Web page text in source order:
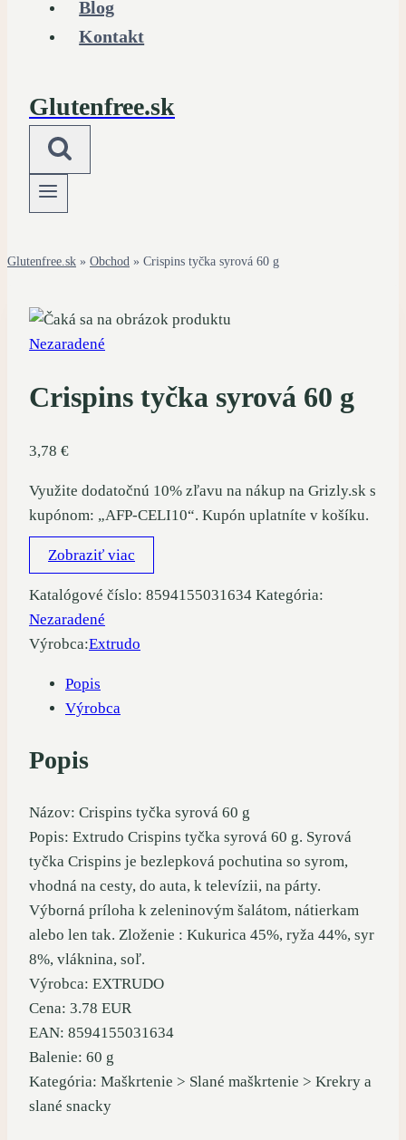
Blog
Kontakt
Glutenfree.sk
Glutenfree.sk » Obchod » Crispins tyčka syrová 60 g
Nezaradené
Crispins tyčka syrová 60 g
3,78 €
Využite dodatočnú 10% zľavu na nákup na Grizly.sk s
kupónom: „AFP-CELI10“. Kupón uplatníte v košíku.
Zobraziť viac
Katalógové číslo: 8594155031634 Kategória:
Nezaradené
Výrobca:Extrudo
Popis
Výrobca
Popis
Názov: Crispins tyčka syrová 60 g
Popis: Extrudo Crispins tyčka syrová 60 g. Syrová
tyčka Crispins je bezlepková pochutina so syrom,
vhodná na cesty, do auta, k televízii, na párty.
Výborná príloha k zeleninovým šalátom, nátierkam
alebo len tak. Zloženie : Kukurica 45%, ryža 44%, syr
8%, vláknina, soľ.
Výrobca: EXTRUDO
Cena: 3.78 EUR
EAN: 8594155031634
Balenie: 60 g
Kategória: Maškrtenie > Slané maškrtenie > Krekry a
slané snacky